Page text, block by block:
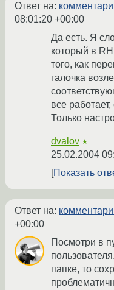
Ответ на:
08:01:20 +00:00
Да есть. Я
который в
того, как
галочка
все
Только
dvalov ★
25.02.2004
Показать
Ответ на:
+00:00
Посмотри в
папке, то